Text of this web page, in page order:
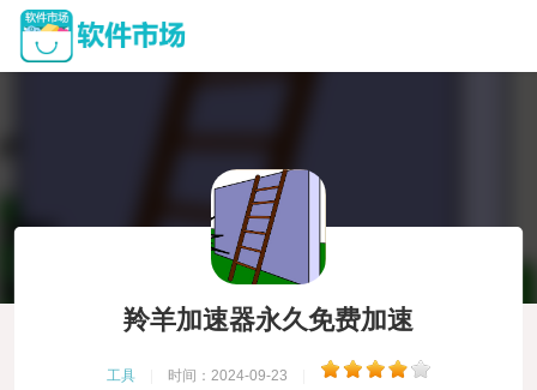
羚羊加速器永久免费加速
工具 时间：2024-09-23